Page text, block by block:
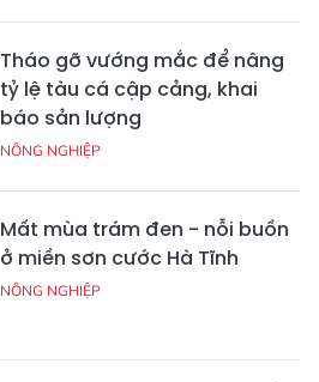
Tháo gỡ vướng mắc để nâng
tỷ lệ tàu cá cập cảng, khai
báo sản lượng
NÔNG NGHIỆP
Mất mùa trám đen - nỗi buồn
ở miền sơn cước Hà Tĩnh
NÔNG NGHIỆP